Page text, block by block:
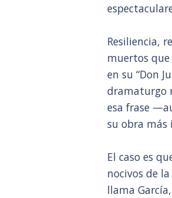
Resiliencia,
muertos
en su “Don
dramaturgo
esa frase
su obra más
El caso es
nocivos de
llama